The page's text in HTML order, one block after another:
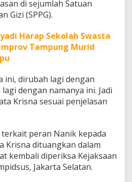
di sejumlah Satuan
Gizi (SPPG).
Harap Sekolah Swasta
Tampung Murid
ini, dirubah lagi dengan
dengan namanya ini. Jadi
Krisna sesuai penjelasan
peran Nanik kepada
Krisna dituangkan dalam
kembali diperiksa Kejaksaan
Jakarta Selatan.